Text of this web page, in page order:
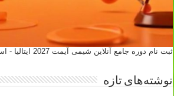
ثبت نام دوره جامع آنلاین شیمی آیمت 2027 ایتالیا - استاد مهدی نباتی
نوشته‌های تازه